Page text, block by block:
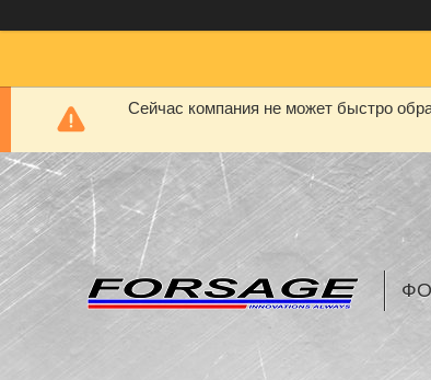
Сейчас компания не может быстро